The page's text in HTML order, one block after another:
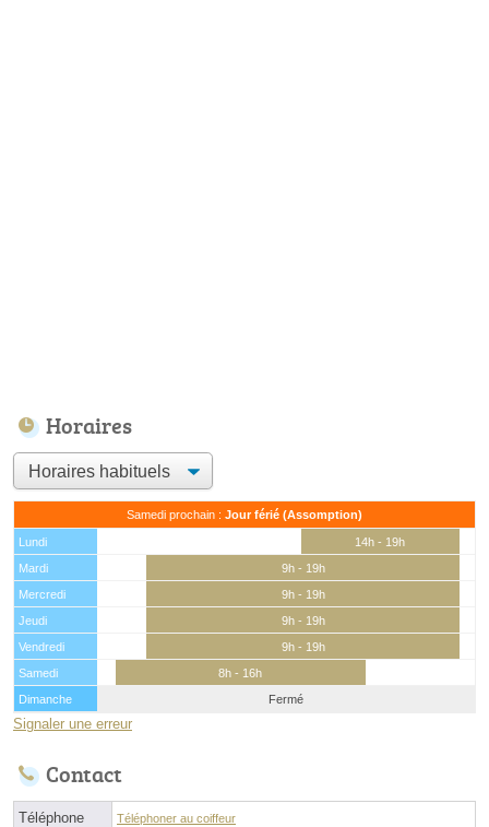
Horaires
Samedi prochain : Jour férié (Assomption)
Lundi
14h - 19h
Mardi
9h - 19h
Mercredi
9h - 19h
Jeudi
9h - 19h
Vendredi
9h - 19h
Samedi
8h - 16h
Dimanche
Fermé
Signaler une erreur
Contact
Téléphone Téléphoner au coiffeur